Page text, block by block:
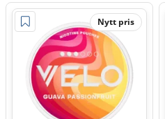
Nytt pris